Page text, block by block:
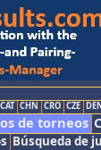
CAT CHN CRO CZE
de torneos
Búsqueda de